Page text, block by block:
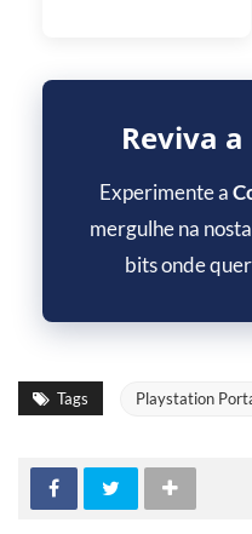
Reviva
Experimente a
mergulhe na
bits onde
Tags Playstation